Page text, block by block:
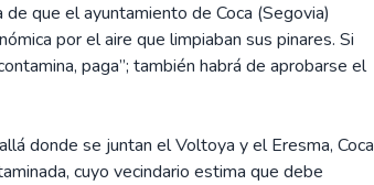
que el ayuntamiento de Coca (Segovia)
por el aire que limpiaban sus pinares. Si
paga”; también habrá de aprobarse el
donde se juntan el Voltoya y el Eresma, Coca
cuyo vecindario estima que debe